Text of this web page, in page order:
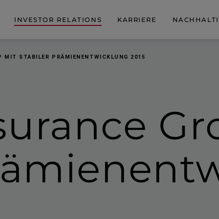
INVESTOR RELATIONS KARRIERE
MIT STABILER PRÄMIENENTWICKLUNG 2015